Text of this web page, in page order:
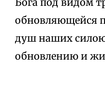
обновляющейся
душ наших силою
обновлению и